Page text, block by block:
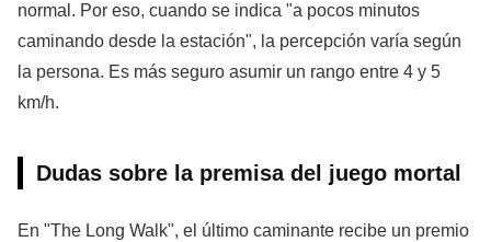
normal. Por eso, cuando se indica "a pocos minutos
caminando desde la estación", la percepción varía según
la persona. Es más seguro asumir un rango entre 4 y 5
km/h.
Dudas sobre la premisa del juego mortal
En "The Long Walk", el último caminante recibe un premio